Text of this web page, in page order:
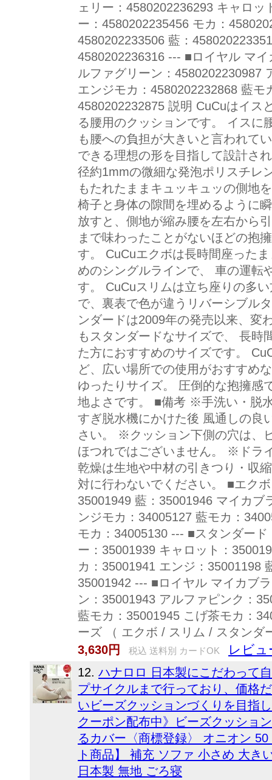
ェリー：4580202236293 キャロ
ー：4580202235456 モカ：
4580202233506 藍：
4580202236316 --- ■ロイヤル マ
ルファグリーン：4580202230987
エンジモカ：4580202232868 藍
4580202232875 説明 CuCuはイス
る腰用のクッションです。 イスに
も腰への負担が大きいと言われて
できる理想の形を目指して設計さ
径約1mmの微細な発泡ポリスチレ
もたれたままキュッキュッの側地
椅子と身体の隙間を埋めるように
放すと、側地が縮み腰を左右から
まで味わったことがないほどの抱
す。 CuCuエクボは長時間座った
めのシングルラインで、 車の運転
す。 CuCuスリムは立ち座りの多
で、裏表で色が違うリバーシブル
ンダードは2009年の発売以来、変
もスタンダードなサイズで、 長時
た方におすすめのサイズです。
ど、広い場所での使用がおすすめ
ゆったりサイズ。 圧倒的な抱擁感
地よさです。 ■備考 ※手洗い・脱
すぎ脱水機にかけた後 風通しの良
さい。 ※クッション下側の穴は、
ほつれではございません。 ※ドラ
乾燥は生地や中材の引きつり・収
対に行わないでください。 ■エク
35001949 藍：35001946 マイカ
ンジモカ：34005127 藍モカ：
モカ：34005130 --- ■スタンダー
ー：35001939 キャロット：
カ：35001941 エンジ：35001198
35001942 --- ■ロイヤル マイカブ
ン：35001943 アルファピンク：
藍モカ：35001945 こげ茶モカ：
ーズ （ エクボ / スリム / スタンダ
3,630円
税込 送料別 カードOK レビュ
12. ハナロロ 日本製にこだわって
プサイクルまで行っており、価格
いビーズクッションづくりを目指
クーポン配布中》ビーズクッショ
るカバー〈商標登録〉 オニオン
ト商品】 補充 ソファ 小さめ 大き
日本製 無地 ごろ寝